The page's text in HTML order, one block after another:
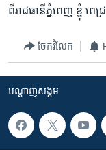
ពីរាជធានីភ្នំពេញ ខ្ញុំ ព
ចែករំលែក
បណ្តាញ​សង្គម